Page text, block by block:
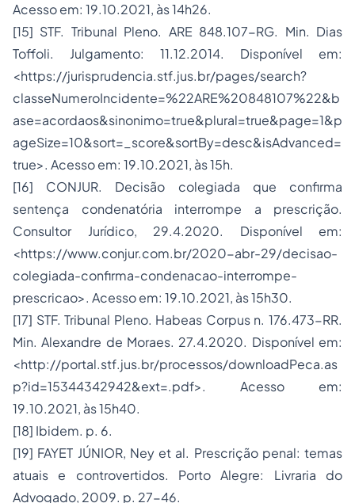
Acesso em: 19.10.2021, às 14h26.
[15] STF. Tribunal Pleno. ARE 848.107-RG. Min. Dias
Toffoli. Julgamento: 11.12.2014. Disponível em:
<https://jurisprudencia.stf.jus.br/pages/search?
classeNumeroIncidente=%22ARE%20848107%22&b
ase=acordaos&sinonimo=true&plural=true&page=1&p
ageSize=10&sort=_score&sortBy=desc&isAdvanced=
true>. Acesso em: 19.10.2021, às 15h.
[16] CONJUR. Decisão colegiada que confirma
sentença condenatória interrompe a prescrição.
Consultor Jurídico, 29.4.2020. Disponível em:
<https://www.conjur.com.br/2020-abr-29/decisao-
colegiada-confirma-condenacao-interrompe-
prescricao>. Acesso em: 19.10.2021, às 15h30.
[17] STF. Tribunal Pleno. Habeas Corpus n. 176.473-RR.
Min. Alexandre de Moraes. 27.4.2020. Disponível em:
<http://portal.stf.jus.br/processos/downloadPeca.as
p?id=15344342942&ext=.pdf>. Acesso em:
19.10.2021, às 15h40.
[18] Ibidem. p. 6.
[19] FAYET JÚNIOR, Ney et al. Prescrição penal: temas
atuais e controvertidos. Porto Alegre: Livraria do
Advogado, 2009. p. 27-46.